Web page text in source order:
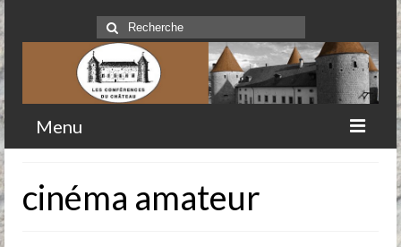
Rechercher
:
Menu
Qui sommes-nous
cinéma amateur